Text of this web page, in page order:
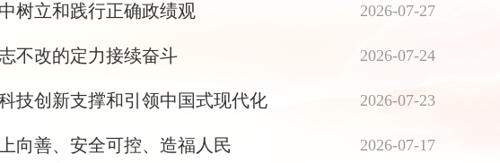
临新的形势任务。习近平总书记在二十届中央纪委
面从严治党，更加坚决有力地贯彻落实党中央重大
更加清醒坚定地推进反腐败斗争，为实现‘十
树立和践行正确政绩观 2026-07-27
不改的定力接续奋斗 2026-07-24
技创新支撑和引领中国式现代化 2026-07-23
向善、安全可控、造福人民 2026-07-17